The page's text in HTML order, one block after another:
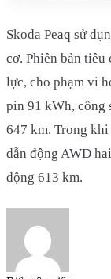
Skoda Peaq sử
cơ. Phiên bản tiêu
lực, cho phạm vi
pin 91 kWh, công
647 km. Trong khi
dẫn động AWD
động 613 km.